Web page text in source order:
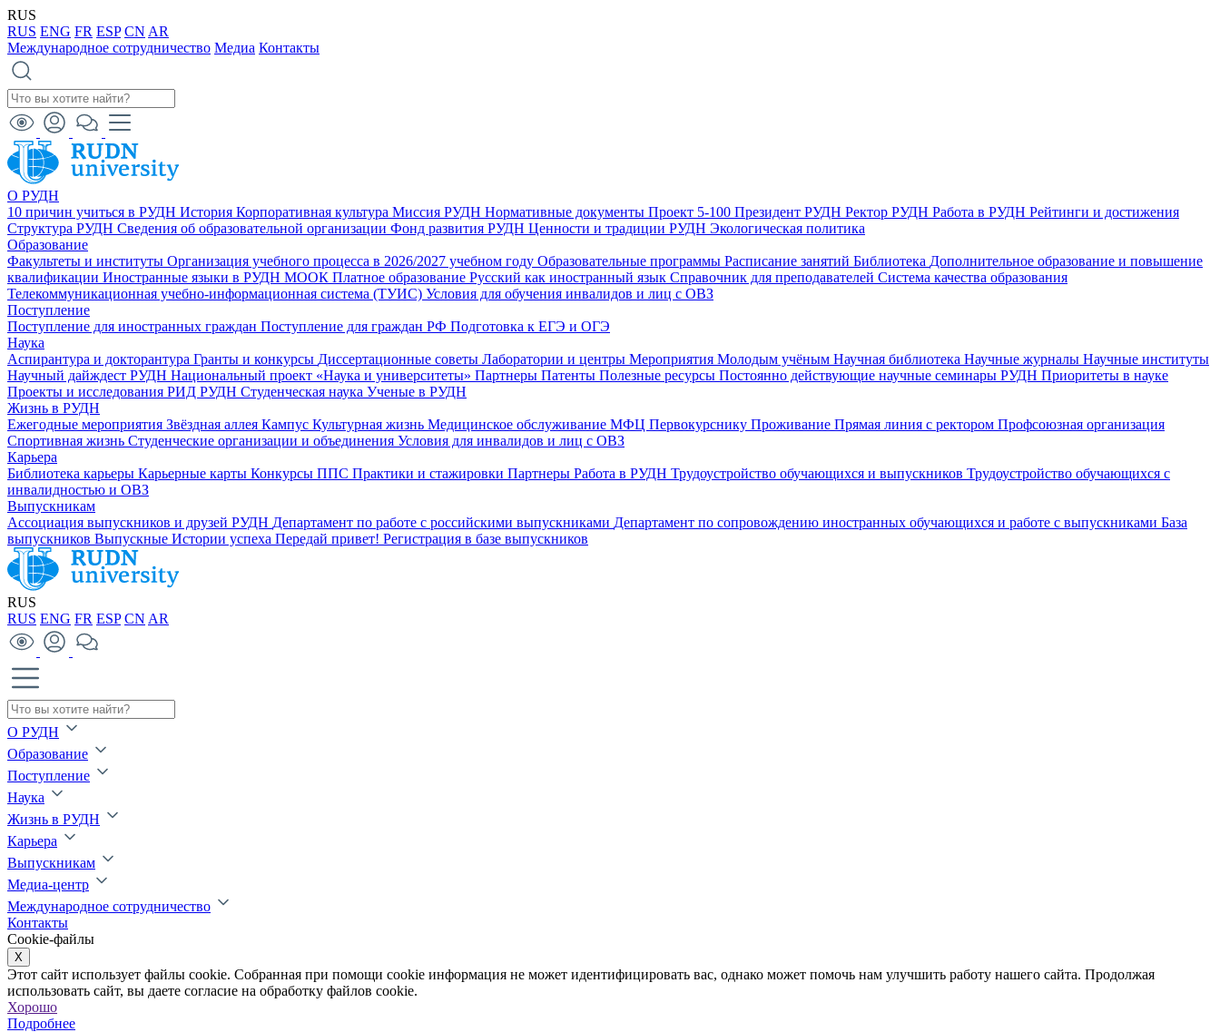
RUS
RUS ENG FR ESP CN AR
Международное сотрудничество Медиа Контакты
О РУДН
10 причин учиться в РУДН История Корпоративная культура Миссия РУДН Нормативные документы Проект 5-100 Президент РУДН Ректор РУДН Работа в РУДН Рейтинги и достижения
Структура РУДН Сведения об образовательной организации Фонд развития РУДН Ценности и традиции РУДН Экологическая политика
Образование
Факультеты и институты Организация учебного процесса в 2026/2027 учебном году Образовательные программы Расписание занятий Библиотека Дополнительное образование и повышение
квалификации Иностранные языки в РУДН МООК Платное образование Русский как иностранный язык Справочник для преподавателей Система качества образования
Телекоммуникационная учебно-информационная система (ТУИС) Условия для обучения инвалидов и лиц с ОВЗ
Поступление
Поступление для иностранных граждан Поступление для граждан РФ Подготовка к ЕГЭ и ОГЭ
Наука
Аспирантура и докторантура Гранты и конкурсы Диссертационные советы Лаборатории и центры Мероприятия Молодым учёным Научная библиотека Научные журналы Научные институты
Научный дайждест РУДН Национальный проект «Наука и университеты» Партнеры Патенты Полезные ресурсы Постоянно действующие научные семинары РУДН Приоритеты в науке
Проекты и исследования РИД РУДН Студенческая наука Ученые в РУДН
Жизнь в РУДН
Ежегодные мероприятия Звёздная аллея Кампус Культурная жизнь Медицинское обслуживание МФЦ Первокурснику Проживание Прямая линия с ректором Профсоюзная организация
Спортивная жизнь Студенческие организации и объединения Условия для инвалидов и лиц с ОВЗ
Карьера
Библиотека карьеры Карьерные карты Конкурсы ППС Практики и стажировки Партнеры Работа в РУДН Трудоустройство обучающихся и выпускников Трудоустройство обучающихся с
инвалидностью и ОВЗ
Выпускникам
Ассоциация выпускников и друзей РУДН Департамент по работе с российскими выпускниками Департамент по сопровождению иностранных обучающихся и работе с выпускниками База
выпускников Выпускные Истории успеха Передай привет! Регистрация в базе выпускников
RUS
RUS ENG FR ESP CN AR
О РУДН
Образование
Поступление
Наука
Жизнь в РУДН
Карьера
Выпускникам
Медиа-центр
Международное сотрудничество
Контакты
Cookie-файлы
X
Этот сайт использует файлы cookie. Собранная при помощи cookie информация не может идентифицировать вас, однако может помочь нам улучшить работу нашего сайта. Продолжая
использовать сайт, вы даете согласие на обработку файлов cookie.
Хорошо
Подробнее